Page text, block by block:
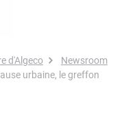
d'Algeco
Newsroom
urbaine, le greffon